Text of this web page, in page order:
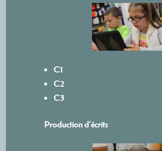
C1
C2
C3
Production d’écrits